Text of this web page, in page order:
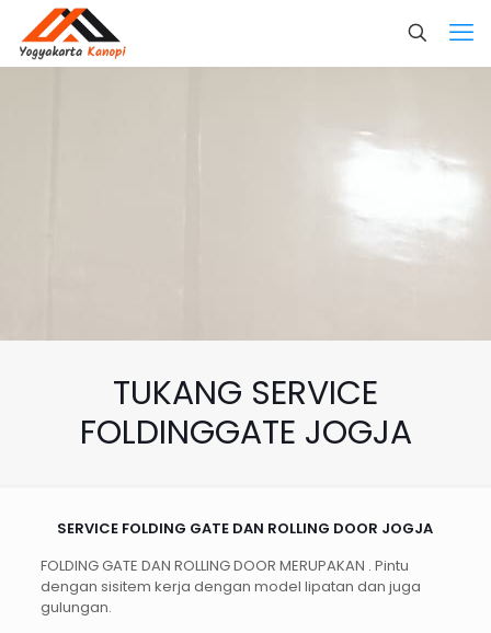
TUKANG SERVICE
FOLDINGGATE JOGJA
SERVICE FOLDING GATE DAN ROLLING DOOR JOGJA
FOLDING GATE DAN ROLLING DOOR MERUPAKAN . Pintu
dengan sisitem kerja dengan model lipatan dan juga
gulungan.